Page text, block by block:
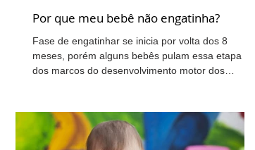
do Neurodesenvolvimento
Crônica Mãos Acupuntura
Terapia Integrativa
Por que meu bebê não engatinha?
Fase de engatinhar se inicia por volta dos 8
meses, porém alguns bebês pulam essa etapa Um
dos marcos do desenvolvimento motor dos